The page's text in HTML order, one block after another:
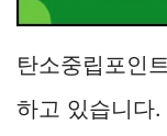
탄소중립포인
하고 있습니다